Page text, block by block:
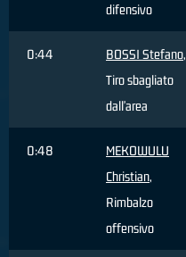
difensivo
0:44 BOSSI Stefano,
Tiro sbagliato
dall'area
0:48
MEKOWULU
Christian,
Rimbalzo
offensivo